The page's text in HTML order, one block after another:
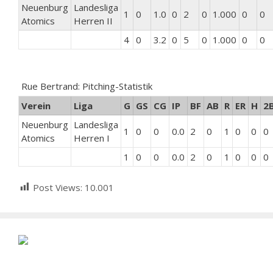
Neuenburg
Atomics
Landesliga
Herren II
1 0 1.0 0 2 0 1.000 0 0
4 0 3.2 0 5 0 1.000 0 0
Rue Bertrand: Pitching-Statistik
Verein
Liga G GS CG IP BF AB R ER H
Neuenburg
Atomics
Landesliga
Herren I
1 0 0 0.0 2 0 1 0 0 0
1 0 0 0.0 2 0 1 0 0 0
Post Views: 10.001